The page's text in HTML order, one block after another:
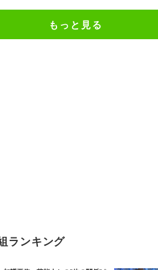
もっと見る
ランキング